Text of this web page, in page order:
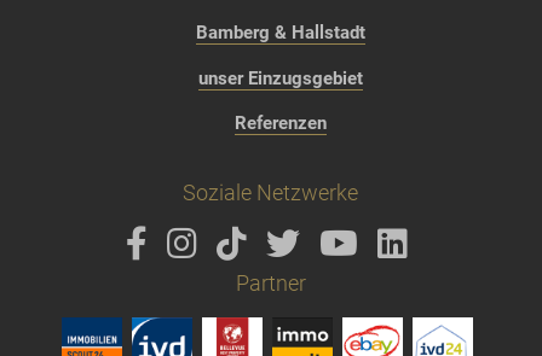
Bamberg & Hallstadt
unser Einzugsgebiet
Referenzen
Soziale Netzwerke
Partner